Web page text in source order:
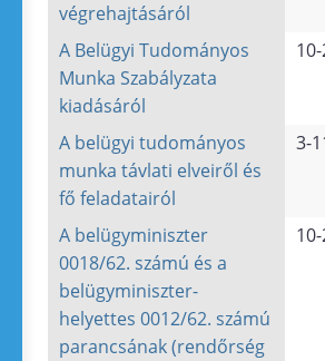
végrehajtásáról
A Belügyi Tudományos
Munka Szabályzata
kiadásáról
A belügyi tudományos
munka távlati elveiről és
fő feladatairól
3-
A belügyminiszter
0018/62. számú és a
belügyminiszter-
helyettes 0012/62. számú
parancsának (rendőrség